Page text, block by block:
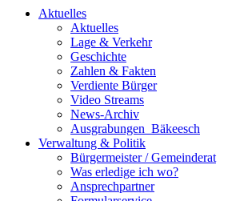
Aktuelles
Aktuelles
Lage & Verkehr
Geschichte
Zahlen & Fakten
Verdiente Bürger
Video Streams
News-Archiv
Ausgrabungen_Bäkeesch
Verwaltung & Politik
Bürgermeister / Gemeinderat
Was erledige ich wo?
Ansprechpartner